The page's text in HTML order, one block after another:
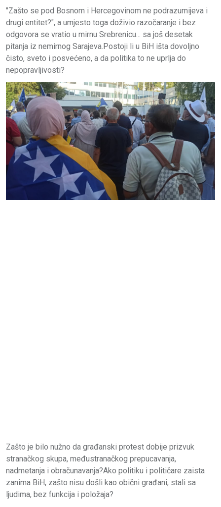
"Zašto se pod Bosnom i Hercegovinom ne podrazumijeva i
drugi entitet?", a umjesto toga doživio razočaranje i bez
odgovora se vratio u mirnu Srebrenicu... sa još desetak
pitanja iz nemirnog Sarajeva.Postoji li u BiH išta dovoljno
čisto, sveto i posvećeno, a da politika to ne uprlja do
nepopravljivosti?
Zašto je bilo nužno da građanski protest dobije prizvuk
stranačkog skupa, međustranačkog prepucavanja,
nadmetanja i obračunavanja?Ako politiku i političare zaista
zanima BiH, zašto nisu došli kao obični građani, stali sa
ljudima, bez funkcija i položaja?